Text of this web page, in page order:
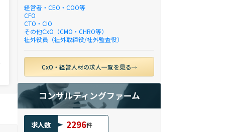
経営者・CEO・COO等
CFO
CTO・CIO
その他CxO（CMO・CHRO等）
社外役員（社外取締役/社外監査役）
CxO・経営人材の求人一覧を見る
コンサルティングファーム
求人数 2296件